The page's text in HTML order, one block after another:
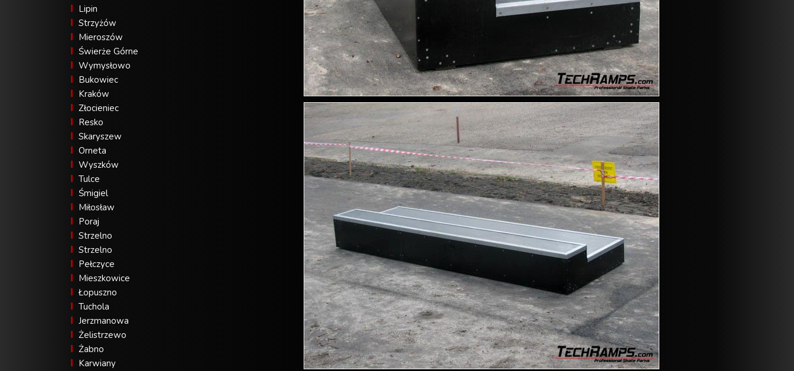
Lipin
Strzyżów
Mieroszów
Świerże Górne
Wymysłowo
Bukowiec
Kraków
Złocieniec
Resko
Skaryszew
Orneta
Wyszków
Tulce
Śmigiel
Miłosław
Poraj
Strzelno
Strzelno
Pełczyce
Mieszkowice
Łopuszno
Tuchola
Jerzmanowa
Żelistrzewo
Żabno
Karwiany